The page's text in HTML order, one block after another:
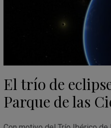
El trío de
Parque de las